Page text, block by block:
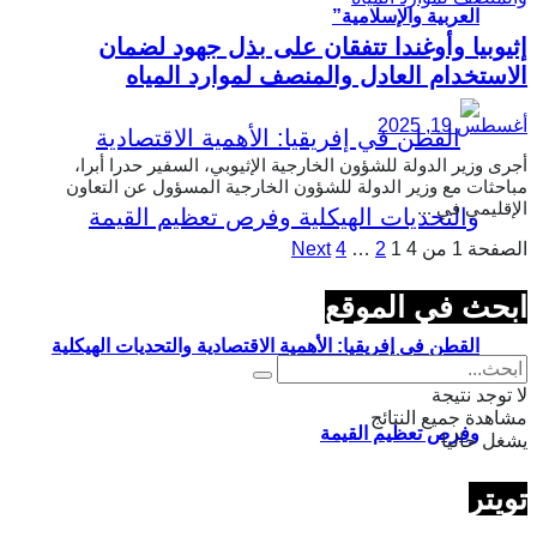
العربية والإسلامية”
القطن في إفريقيا: الأهمية الاقتصادية والتحديات الهيكلية
وفرص تعظيم القيمة
إثيوبيا وأوغندا تتفقان على بذل جهود لضمان
الاستخدام العادل والمنصف لموارد المياه
أغسطس 19, 2025
أجرى وزير الدولة للشؤون الخارجية الإثيوبي، السفير حدرا أبرا،
مباحثات مع وزير الدولة للشؤون الخارجية المسؤول عن التعاون
الإقليمي في ...
الصفحة 1 من 4
1
2
…
4
Next
ابحث في الموقع
لا توجد نتيجة
مشاهدة جميع النتائج
يشغل حاليا
تويتر